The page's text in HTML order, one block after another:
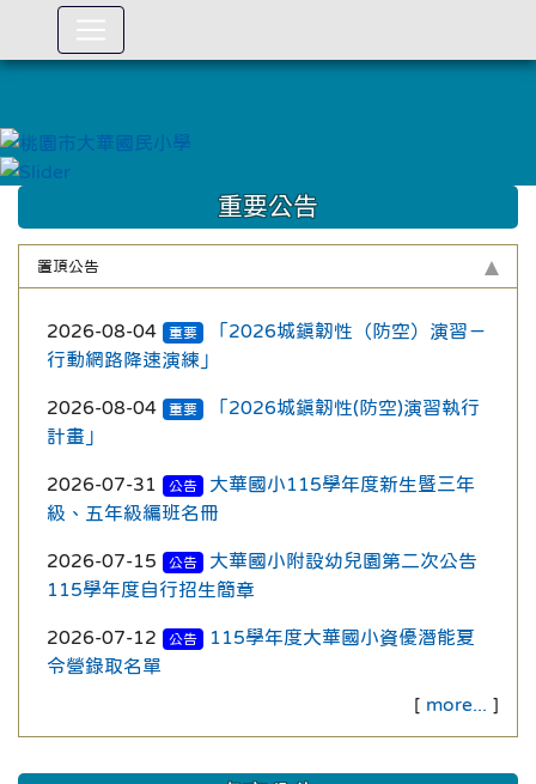
::: 重要公告
置頂公告
2026-08-04 重要
「2026城鎮韌性（防空）演習－
行動網路降速演練」
2026-08-04 重要
「2026城鎮韌性(防空)演習執行
計畫」
2026-07-31 公告
大華國小115學年度新生暨三年
級、五年級編班名冊
2026-07-15 公告
大華國小附設幼兒園第二次公告
115學年度自行招生簡章
2026-07-12 公告
115學年度大華國小資優潛能夏
令營錄取名單
[ more... ]